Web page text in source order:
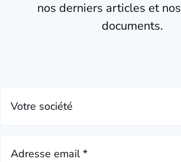
nos derniers articles et
documents.
Votre société
Adresse email *